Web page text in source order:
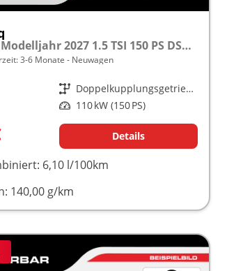
Selection Plus Modelljahr 2027 1.5 TSI 150 PS DSG TEMPOMAT/R.KAMERA/SHZ/LED/LENKRADHEIZUNG frei konfigurierbar!
3-6 Monate Neuwagen
Getriebe
Doppelkupplungsgetriebe (DSG)
Leistung 110 kW (150 PS)
Details
6,10 l/100km
140,00 g/km